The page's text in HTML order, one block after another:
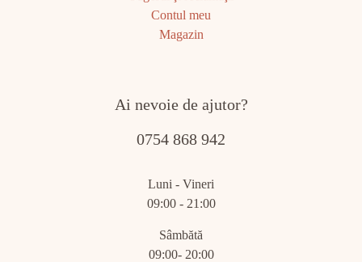
Contul meu
Magazin
Ai nevoie de ajutor?
0754 868 942
Luni - Vineri
09:00 - 21:00
Sâmbătă
09:00- 20:00